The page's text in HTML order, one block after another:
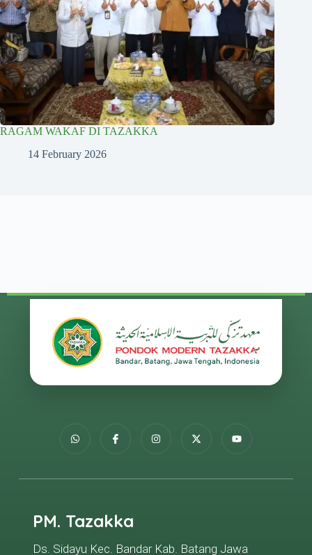
RAGAM WAKAF DI TAZAKKA
14 February 2026
PM. Tazakka
Ds. Sidayu Kec. Bandar Kab. Batang Jawa